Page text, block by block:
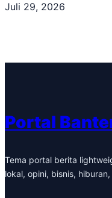
Juli 29, 2026
Portal
Tema portal berita
lokal, opini, bisnis,